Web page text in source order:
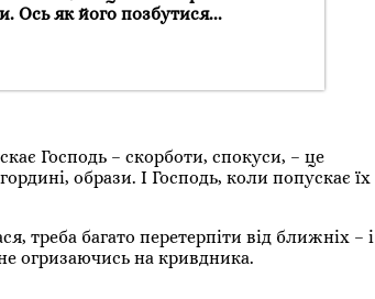
Ось як його позбутися...
Господь – скорботи, спокуси, – це
образи. І Господь, коли попускає їх
треба багато перетерпіти від ближніх – і
огризаючись на кривдника.